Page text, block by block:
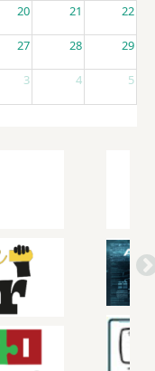
20 21 22
27 28 29
3 4 5